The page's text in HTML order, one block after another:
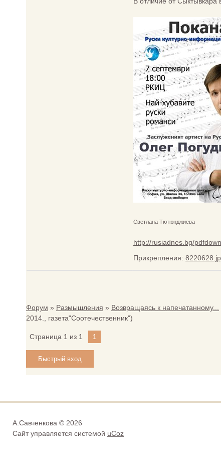
Светлана Тютюнджиева
http://rusiadnes.bg/
Прикрепления:
Форум » Размышления » Возвращаясь к напечатанному...
2014., газета"Соотечественник")
Страница 1 из 1 1
А.Савченкова © 2026
Сайт управляется системой uCoz